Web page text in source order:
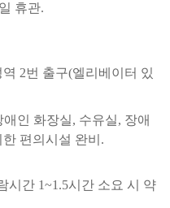
휴관.
2번 출구(엘리베이터 있
인 화장실, 수유실, 장애
편의시설 완비.
시간 1~1.5시간 소요 시 약